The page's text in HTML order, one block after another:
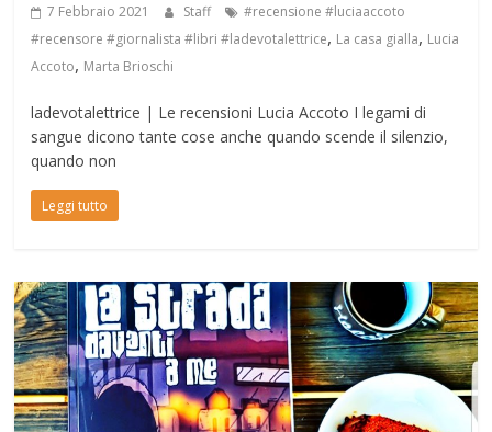
7 Febbraio 2021 Staff
#recensione #luciaaccoto
#recensore #giornalista #libri #ladevotalettrice, La casa gialla, Lucia
Accoto, Marta Brioschi
ladevotalettrice | Le recensioni Lucia Accoto I legami di
sangue dicono tante cose anche quando scende il silenzio,
quando non
Leggi tutto